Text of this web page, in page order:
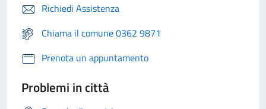
Richiedi Assistenza
Chiama il comune 0362 9871
Prenota un appuntamento
Problemi in città